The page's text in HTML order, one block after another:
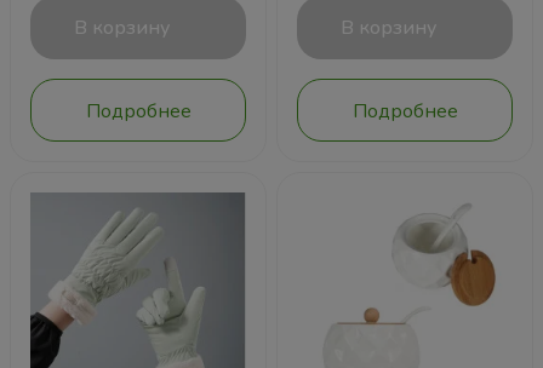
В корзину
Подробнее
В корзину
Подробнее